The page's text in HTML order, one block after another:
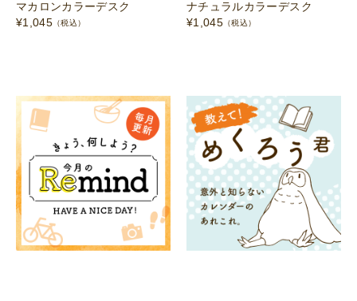
マカロンカラーデスク
¥1,045 （税込）
ナチュラルカラーデスク
¥1,045 （税込）